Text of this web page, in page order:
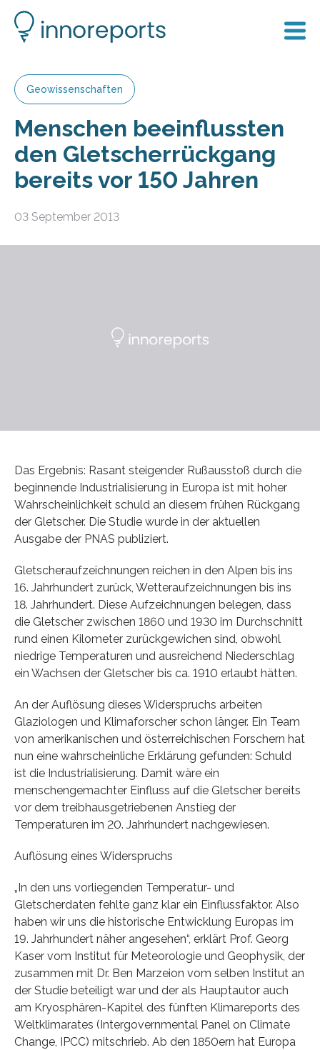
Geowissenschaften
Menschen beeinflussten
den Gletscherrückgang
bereits vor 150 Jahren
03 September 2013
Das Ergebnis: Rasant steigender Rußausstoß durch die
beginnende Industrialisierung in Europa ist mit hoher
Wahrscheinlichkeit schuld an diesem frühen Rückgang
der Gletscher. Die Studie wurde in der aktuellen
Ausgabe der PNAS publiziert.
Gletscheraufzeichnungen reichen in den Alpen bis ins
16. Jahrhundert zurück, Wetteraufzeichnungen bis ins
18. Jahrhundert. Diese Aufzeichnungen belegen, dass
die Gletscher zwischen 1860 und 1930 im Durchschnitt
rund einen Kilometer zurückgewichen sind, obwohl
niedrige Temperaturen und ausreichend Niederschlag
ein Wachsen der Gletscher bis ca. 1910 erlaubt hätten.
An der Auflösung dieses Widerspruchs arbeiten
Glaziologen und Klimaforscher schon länger. Ein Team
von amerikanischen und österreichischen Forschern hat
nun eine wahrscheinliche Erklärung gefunden: Schuld
ist die Industrialisierung. Damit wäre ein
menschengemachter Einfluss auf die Gletscher bereits
vor dem treibhausgetriebenen Anstieg der
Temperaturen im 20. Jahrhundert nachgewiesen.
Auflösung eines Widerspruchs
„In den uns vorliegenden Temperatur- und
Gletscherdaten fehlte ganz klar ein Einflussfaktor. Also
haben wir uns die historische Entwicklung Europas im
19. Jahrhundert näher angesehen“, erklärt Prof. Georg
Kaser vom Institut für Meteorologie und Geophysik, der
zusammen mit Dr. Ben Marzeion vom selben Institut an
der Studie beteiligt war und der als Hauptautor auch
am Kryosphären-Kapitel des fünften Klimareports des
Weltklimarates (Intergovernmental Panel on Climate
Change, IPCC) mitschrieb. Ab den 1850ern hat Europa